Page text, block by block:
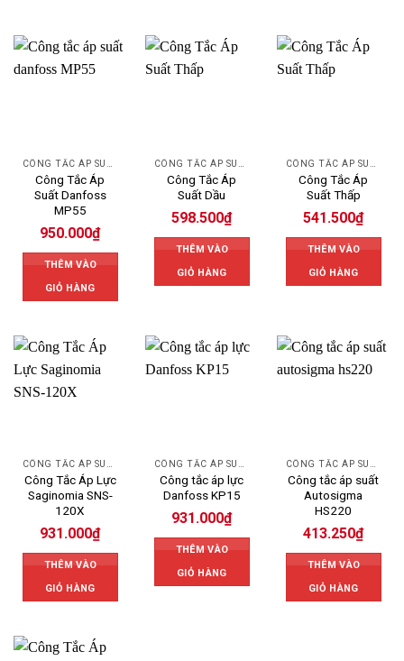
Công Tắc Áp
Suất Danfoss
MP55
950.000₫
THÊM VÀO
GIỎ HÀNG
Công Tắc Áp
Suất Dầu
598.500₫
THÊM VÀO
GIỎ HÀNG
Công Tắc Áp
Suất Thấp
541.500₫
THÊM VÀO
GIỎ HÀNG
Công Tắc Áp Lực
Saginomia SNS-
120X
931.000₫
THÊM VÀO
GIỎ HÀNG
Công tắc áp lực
Danfoss KP15
931.000₫
THÊM VÀO
GIỎ HÀNG
Công tắc áp suất
Autosigma
HS220
413.250₫
THÊM VÀO
GIỎ HÀNG